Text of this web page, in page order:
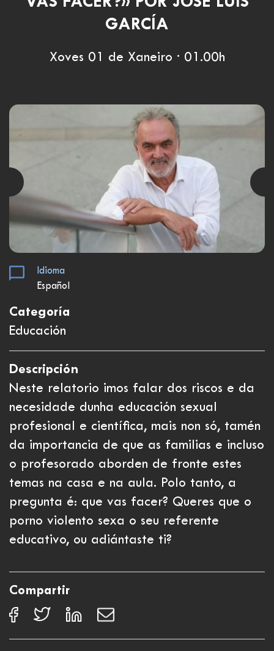
GARCÍA
Xoves 01 de Xaneiro · 01.00h
Idioma
Español
Categoría
Educación
Descripción
Neste relatorio imos falar dos riscos e da
necesidade dunha educación sexual
profesional e científica, mais non só, tamén
da importancia de que as familias e incluso
o profesorado aborden de fronte estes
temas na casa e na aula. Polo tanto, a
pregunta é: que vas facer? Queres que o
porno violento sexa o seu referente
educativo, ou adiántaste ti?
Compartir